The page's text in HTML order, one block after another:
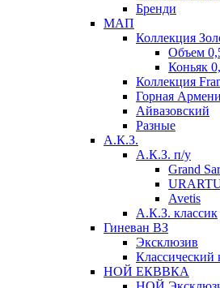
Бренди
МАП
Коллекция
Объем
Коньяк
Коллекция
Горная
Айвазовский
Разные
А.К.З.
А.К.З. п/у
Grand
Avetis
А.К.З. классик
Гиневан ВЗ
Эксклюзив
Классический
НОЙ ЕКВВКА